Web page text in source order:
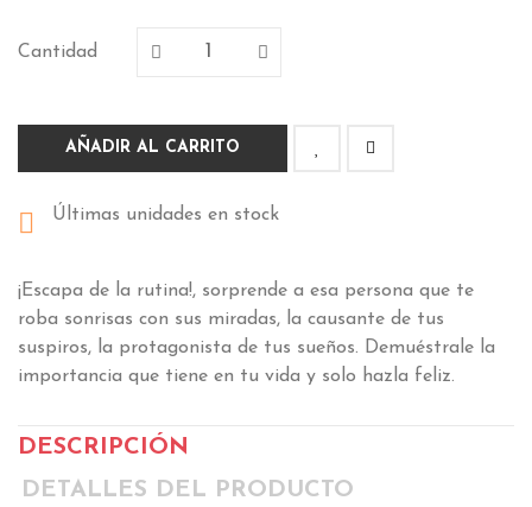
Cantidad
AÑADIR AL CARRITO
 Últimas unidades en stock
¡Escapa de la rutina!, sorprende a esa persona que te
roba sonrisas con sus miradas, la causante de tus
suspiros, la protagonista de tus sueños. Demuéstrale la
importancia que tiene en tu vida y solo hazla feliz.
DESCRIPCIÓN
DETALLES DEL PRODUCTO